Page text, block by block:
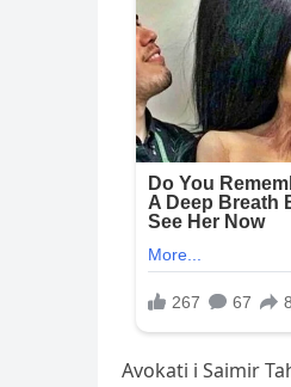
Avokati i Saimir